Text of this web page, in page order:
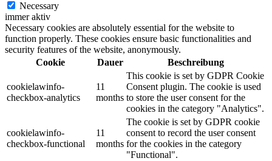
Necessary
immer aktiv
Necessary cookies are absolutely essential for the website to
function properly. These cookies ensure basic functionalities and
security features of the website, anonymously.
Cookie
Dauer Beschreibung
cookielawinfo-
checkbox-analytics
11
months
This cookie is set by GDPR Cookie
Consent plugin. The cookie is used
to store the user consent for the
cookies in the category "Analytics".
cookielawinfo-
checkbox-functional
11
months
The cookie is set by GDPR cookie
consent to record the user consent
for the cookies in the category
"Functional".